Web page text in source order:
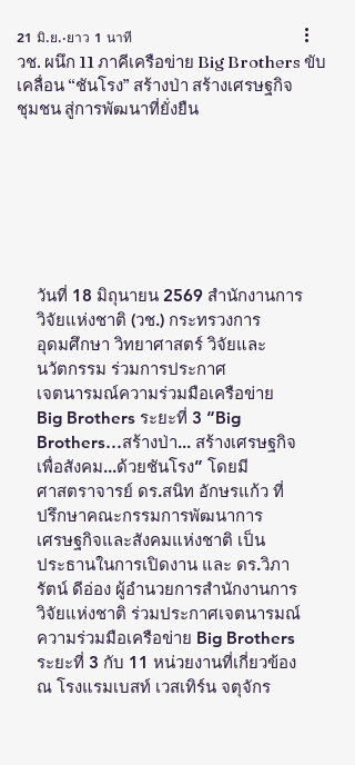
วช. ผนึก 11 ภาคีเครือข่าย Big Brothers ขับ
เคลื่อน “ชันโรง” สร้างป่า สร้างเศรษฐกิจ
ชุมชน สู่การพัฒนาที่ยั่งยืน
21 มิ.ย. ยาว 1 นาที
วันที่ 18 มิถุนายน 2569 สำนักงานการ
วิจัยแห่งชาติ (วช.) กระทรวงการ
อุดมศึกษา วิทยาศาสตร์ วิจัยและ
นวัตกรรม ร่วมการประกาศ
เจตนารมณ์ความร่วมมือเครือข่าย
Big Brothers ระยะที่ 3 “Big
Brothers…สร้างป่า... สร้างเศรษฐกิจ
เพื่อสังคม...ด้วยชันโรง” โดยมี
ศาสตราจารย์ ดร.สนิท อักษรแก้ว ที่
ปรึกษาคณะกรรมการพัฒนาการ
เศรษฐกิจและสังคมแห่งชาติ เป็น
ประธานในการเปิดงาน และ ดร.วิภา
รัตน์ ดีอ่อง ผู้อำนวยการสำนักงานการ
วิจัยแห่งชาติ ร่วมประกาศเจตนารมณ์
ความร่วมมือเครือข่าย Big Brothers
ระยะที่ 3 กับ 11 หน่วยงานที่เกี่ยวข้อง
ณ โรงแรมเบสท์ เวสเทิร์น จตุจักร